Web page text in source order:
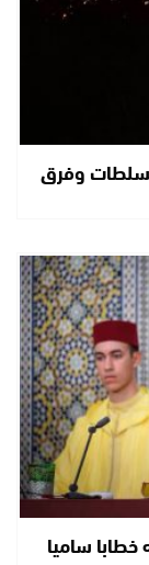
وفرق
ساميا